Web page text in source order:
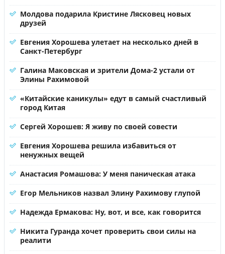
Молдова подарила Кристине Лясковец новых
друзей
Евгения Хорошева улетает на несколько дней в
Санкт-Петербург
Галина Маковская и зрители Дома-2 устали от
Элины Рахимовой
«Китайские каникулы» едут в самый счастливый
город Китая
Сергей Хорошев: Я живу по своей совести
Евгения Хорошева решила избавиться от
ненужных вещей
Анастасия Ромашова: У меня паническая атака
Егор Мельников назвал Элину Рахимову глупой
Надежда Ермакова: Ну, вот, и все, как говорится
Никита Гуранда хочет проверить свои силы на
реалити